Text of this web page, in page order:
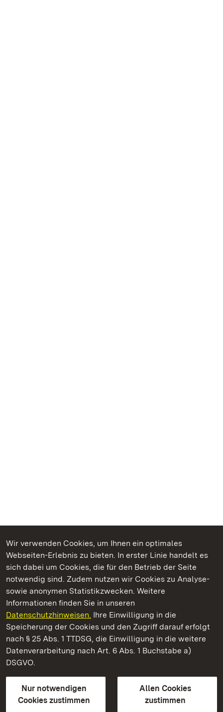
Wir verwenden Cookies, um Ihnen ein optimales
Webseiten-Erlebnis zu bieten. In erster Linie handelt es
sich dabei um Cookies, die für den Betrieb der Seite
notwendig sind. Zudem nutzen wir Cookies zu Analyse-
sowie anonymen Statistikzwecken. Weitere
Informationen finden Sie in unseren
Datenschutzhinweisen. Ihre Einwilligung in die
Speicherung der Cookies und den Zugriff darauf erfolgt
nach § 25 Abs. 1 TTDSG, die Einwilligung in die weitere
Datenverarbeitung nach Art. 6 Abs. 1 Buchstabe a)
DSGVO.
Nur notwendigen
Cookies zustimmen
Allen Cookies
zustimmen
Kommen. Staunen. Genießen.
Kloster und Schloss Bebenhausen
Staatliche Schlösser und Gärten Baden-Württemberg
Kontakt
GebärdenspracheLeichte Sprache
Erklärung zur Barrierefreiheit
BITV-konform (geprüfte Seiten)